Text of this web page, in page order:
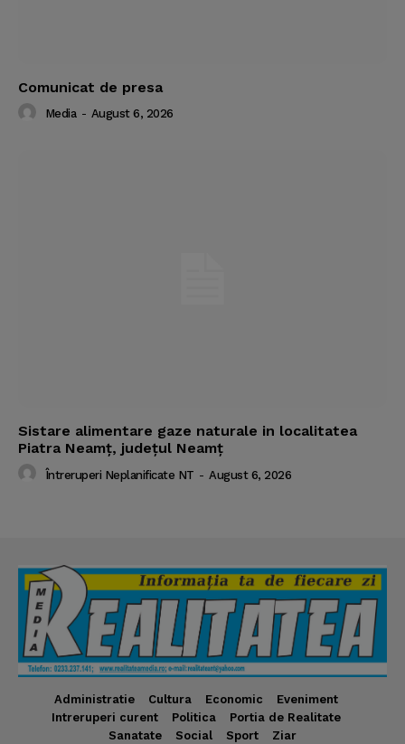
Comunicat de presa
Media - August 6, 2026
Sistare alimentare gaze naturale in localitatea
Piatra Neamț, județul Neamț
Întreruperi Neplanificate NT - August 6, 2026
Administratie Cultura Economic
Eveniment
Intreruperi curent
Politica
Portia de Realitate
Sanatate
Social Sport Ziar